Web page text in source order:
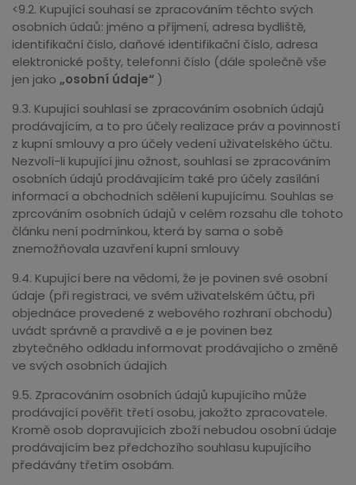
<9.2. Kupující souhasí se zpracováním těchto svých
osobních údaů: jméno a příjmení, adresa bydliště,
identifikační číslo, daňové identifikační číslo, adresa
elektronické pošty, telefonní číslo (dále společně vše
jen jako „osobní údaje“ )
9.3. Kupující souhlasí se zpracováním osobních údajů
prodávajícím, a to pro účely realizace práv a povinností
z kupní smlouvy a pro účely vedení uživatelského účtu.
Nezvolí-li kupující jinu ožnost, souhlasí se zpracováním
osobních údajů prodávajícím také pro účely zasílání
informací a obchodních sdělení kupujícímu. Souhlas se
zprcováním osobních údajů v celém rozsahu dle tohoto
článku není podmínkou, která by sama o sobě
znemožňovala uzavření kupní smlouvy
9.4. Kupující bere na vědomí, že je povinen své osobní
údaje (při registraci, ve svém uživatelském účtu, při
objednáce provedené z webového rozhraní obchodu)
uvádt správně a pravdivě a e je povinen bez
zbytečného odkladu informovat prodávajícho o změně
ve svých osobních údajích
9.5. Zpracováním osobních údajů kupujícího může
prodávající pověřit třetí osobu, jakožto zpracovatele.
Kromě osob dopravujících zboží nebudou osobní údaje
prodávajícím bez předchozího souhlasu kupujícího
předávány třetím osobám.